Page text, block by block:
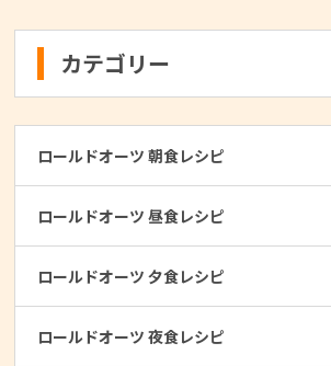
カテゴリー
ロールドオーツ 朝食レシピ
ロールドオーツ 昼食レシピ
ロールドオーツ 夕食レシピ
ロールドオーツ 夜食レシピ